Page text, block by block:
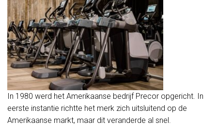
In 1980 werd het Amerikaanse bedrijf Precor opgericht. In
eerste instantie richtte het merk zich uitsluitend op de
Amerikaanse markt, maar dit veranderde al snel.